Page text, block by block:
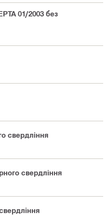
01/2003 без
свердління
свердління